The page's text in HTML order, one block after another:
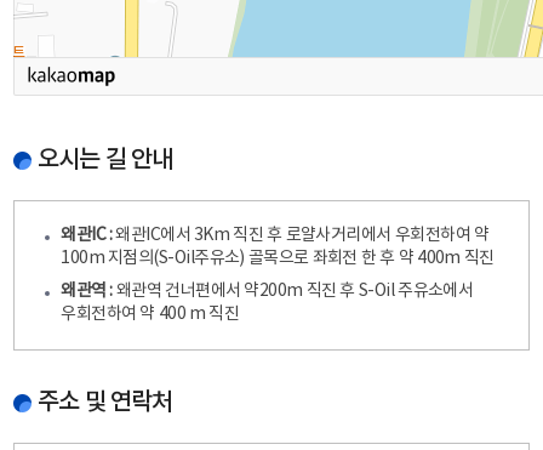
오시는 길 안내
왜관IC :왜관IC에서 3Km 직진 후 로얄사거리에서 우회전하여 약
100m 지점의(S-Oil주유소) 골목으로 좌회전 한 후 약 400m 직진
왜관역 :왜관역 건너편에서 약200m 직진 후 S-Oil 주유소에서
우회전하여 약 400 m 직진
주소 및 연락처